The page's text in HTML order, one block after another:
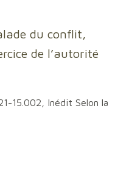
du conflit,
de l’autorité
15.002, Inédit Selon la